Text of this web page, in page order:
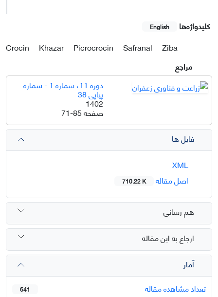
کلیدواژه‌ها English
Crocin Khazar Picrocrocin Safranal
Ziba
مراجع
دوره 11، شماره 1 - شماره
پیاپی 38
1402
صفحه71-85
فایل ها
اصل مقاله
710.22 K
هم رسانی
ارجاع به این مقاله
آمار
تعداد مشاهده مقاله
641